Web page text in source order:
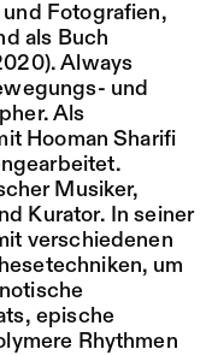
Fotografien,
als Buch
Always
und
Als
Hooman Sharifi
Musiker,
Kurator. In seiner
verschiedenen
um
epische
Rhythmen